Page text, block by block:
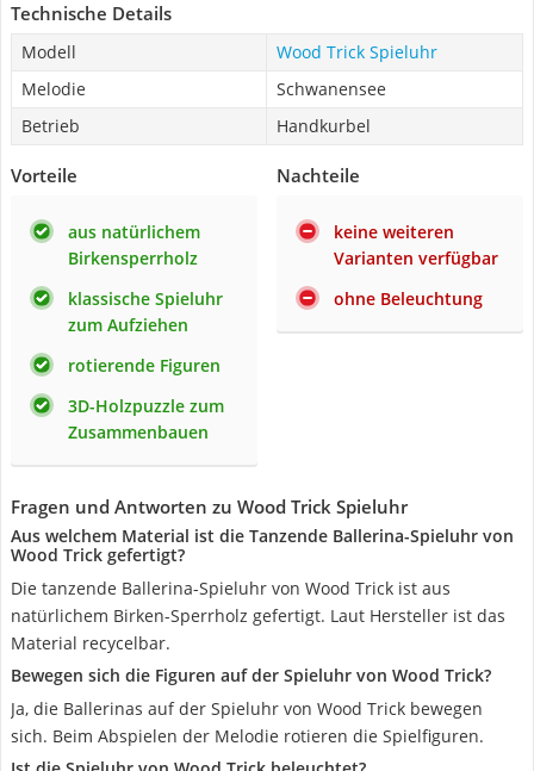
Technische Details
Modell
Wood Trick Spieluhr
Melodie
Schwanensee
Betrieb
Handkurbel
Vorteile
aus natürlichem
Birkensperrholz
klassische Spieluhr
zum Aufziehen
rotierende Figuren
3D-Holzpuzzle zum
Zusammenbauen
Nachteile
keine weiteren
Varianten verfügbar
ohne Beleuchtung
Fragen und Antworten zu Wood Trick Spieluhr
Aus welchem Material ist die Tanzende Ballerina-Spieluhr von
Wood Trick gefertigt?
Die tanzende Ballerina-Spieluhr von Wood Trick ist aus
natürlichem Birken-Sperrholz gefertigt. Laut Hersteller ist das
Material recycelbar.
Bewegen sich die Figuren auf der Spieluhr von Wood Trick?
Ja, die Ballerinas auf der Spieluhr von Wood Trick bewegen
sich. Beim Abspielen der Melodie rotieren die Spielfiguren.